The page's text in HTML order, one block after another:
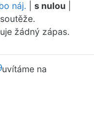
náj. s nulou
žádný zápas.
na